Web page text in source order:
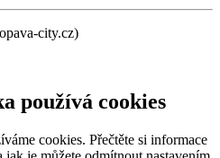
city.cz)
používá cookies
cookies. Přečtěte si informace